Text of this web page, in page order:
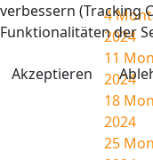
4
2024
11
2024
18
2024
25
verbessern (Tracking
Funktionalitäten der
Akzeptieren